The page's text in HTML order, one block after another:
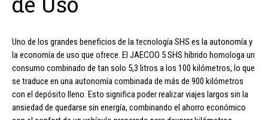
Uno de los grandes beneficios de la tecnología SHS es la autonomía y
la economía de uso que ofrece. El JAECOO 5 SHS híbrido homologa un
consumo combinado de tan solo 5,3 litros a los 100 kilómetros, lo que
se traduce en una autonomía combinada de más de 900 kilómetros
con el depósito lleno. Esto significa poder realizar viajes largos sin la
ansiedad de quedarse sin energía, combinando el ahorro económico